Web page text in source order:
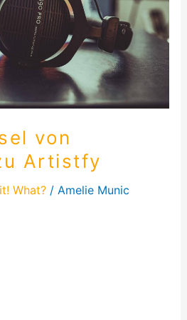
von
Artistfy
What?/ Amelie Munic